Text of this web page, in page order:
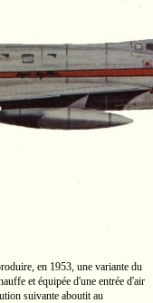
en 1953, une variante du
et équipée d'une entrée d'air
suivante aboutit au